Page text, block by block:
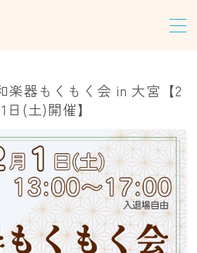
ン
ン
楽器もくもく会 in 大宮【2
日(土)開催】